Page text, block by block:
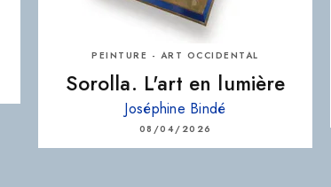
PEINTURE - ART OCCIDENTAL
Sorolla. L'art en lumière
Joséphine Bindé
08/04/2026